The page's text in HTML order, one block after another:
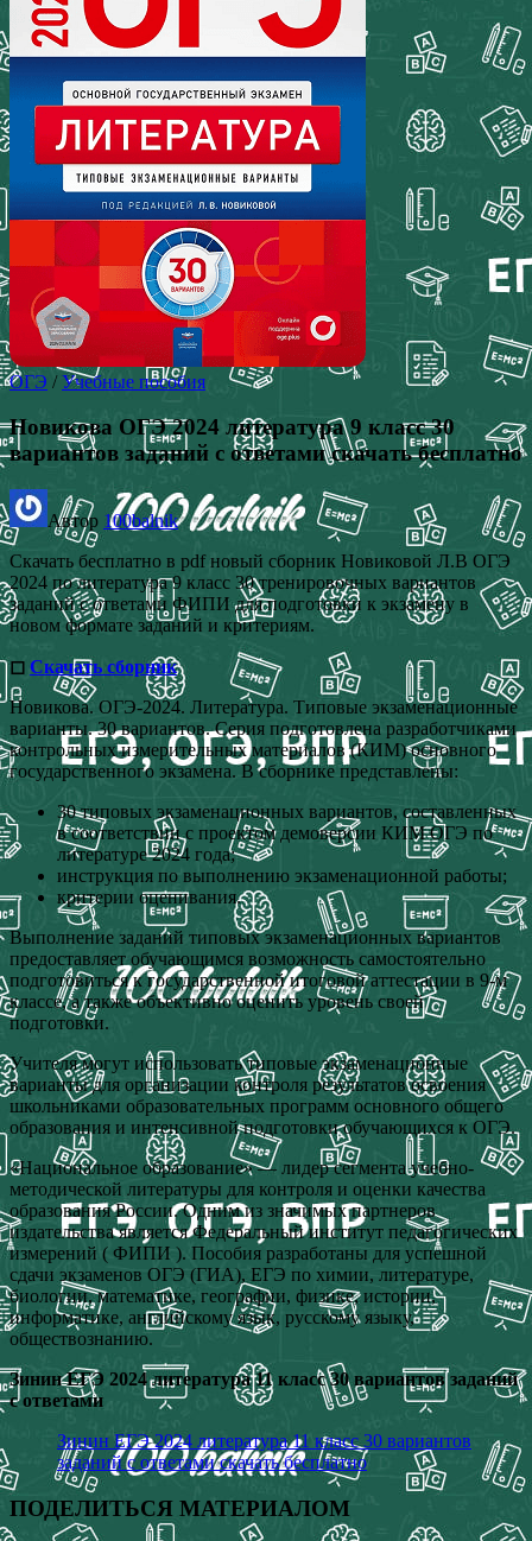
ОГЭ /Учебные пособия
Новикова ОГЭ 2024 литература 9 класс 30
вариантов заданий с ответами скачать бесплатно
Автор 100balnik
Скачать бесплатно в pdf новый сборник Новиковой Л.В ОГЭ
2024 по литература 9 класс 30 тренировочных вариантов
заданий с ответами ФИПИ для подготовки к экзамену в
новом формате заданий и критериям.
◻ Скачать сборник
Новикова. ОГЭ-2024. Литература. Типовые экзаменационные
варианты. 30 вариантов. Серия подготовлена разработчиками
контрольных измерительных материалов (КИМ) основного
государственного экзамена. В сборнике представлены:
30 типовых экзаменационных вариантов, составленных
в соответствии с проектом демоверсии КИМ ОГЭ по
литературе 2024 года;
инструкция по выполнению экзаменационной работы;
критерии оценивания.
Выполнение заданий типовых экзаменационных вариантов
предоставляет обучающимся возможность самостоятельно
подготовиться к государственной итоговой аттестации в 9-м
классе, а также объективно оценить уровень своей
подготовки.
Учителя могут использовать типовые экзаменационные
варианты для организации контроля результатов освоения
школьниками образовательных программ основного общего
образования и интенсивной подготовки обучающихся к ОГЭ.
«Национальное образование» — лидер сегмента учебно-
методической литературы для контроля и оценки качества
образования России. Одним из значимых партнеров
издательства является Федеральный институт педагогических
измерений ( ФИПИ ). Пособия разработаны для успешной
сдачи экзаменов ОГЭ (ГИА), ЕГЭ по химии, литературе,
биологии, математике, географии, физике, истории,
информатике, английскому язык, русскому языку,
обществознанию.
Зинин ЕГЭ 2024 литература 11 класс 30 вариантов заданий
с ответами
Зинин ЕГЭ 2024 литература 11 класс 30 вариантов
заданий с ответами скачать бесплатно
ПОДЕЛИТЬСЯ МАТЕРИАЛОМ